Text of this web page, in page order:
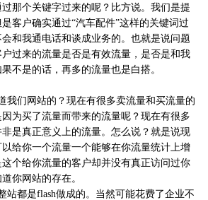
那个关键字过来的呢？比方说。我们是提
客户确实通过“汽车配件”这样的关键词过
和我通电话和谈成业务的。也就是说问题
过来的流量是否是有效流量，是否是和我
不是的话，再多的流量也是白搭。
我们网站的？现在有很多卖流量和买流量的
为买了流量而带来的流量呢？现在有很多
是真正意义上的流量。怎么说？就是说现
给你一个流量一个能够在你流量统计上增
个给你流量的客户却并没有真正访问过你
你网站的存在。
站都是flash做成的。当然可能花费了企业不